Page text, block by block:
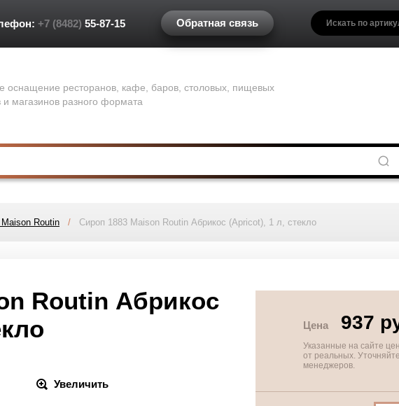
+7 (8482) 55-87-15 Обратная связь
оснащение ресторанов, кафе, баров, столовых, пищевых
и магазинов разного формата
Routin / Сироп 1883 Maison Routin Абрикос (Apricot), 1 л, стекло
Routin Абрикос
Увеличить
Цена 937
Указанные на сайте
от реальных.
менеджеров.